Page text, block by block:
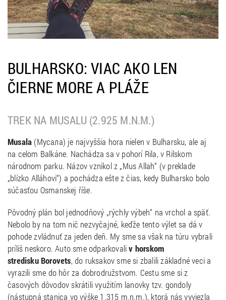
BULHARSKO: VIAC AKO LEN
ČIERNE MORE A PLÁŽE
TREK NA MUSALU (2.925 M.N.M.)
Musala (Мусала) je najvyššia hora nielen v Bulharsku, ale aj
na celom Balkáne. Nachádza sa v pohorí Rila, v Rilskom
národnom parku. Názov vznikol z „Mus Allah“ (v preklade
„blízko Alláhovi“) a pochádza ešte z čias, kedy Bulharsko bolo
súčasťou Osmanskej říše.
Pôvodný plán bol jednodňový „rýchly výbeh“ na vrchol a späť.
Nebolo by na tom nič nezvyčajné, keďže tento výlet sa dá v
pohode zvládnuť za jeden deň. My sme sa však na túru vybrali
príliš neskoro. Auto sme odparkovaliv horskom
stredisku Borovets, do ruksakov sme si zbalili základné veci a
vyrazili sme do hôr za dobrodružstvom. Cestu sme si z
časových dôvodov skrátili využitím lanovky tzv. gondoly
(nástupná stanica vo výške 1.315 m.n.m.), ktorá nás vyviezla